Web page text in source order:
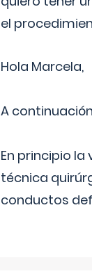
el
Hola Marcela,
A
En principio
técnica
conductos